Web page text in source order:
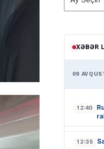
XƏBƏR
09
12:40
12:35